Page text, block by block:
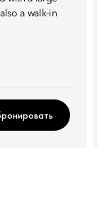
a walk-in